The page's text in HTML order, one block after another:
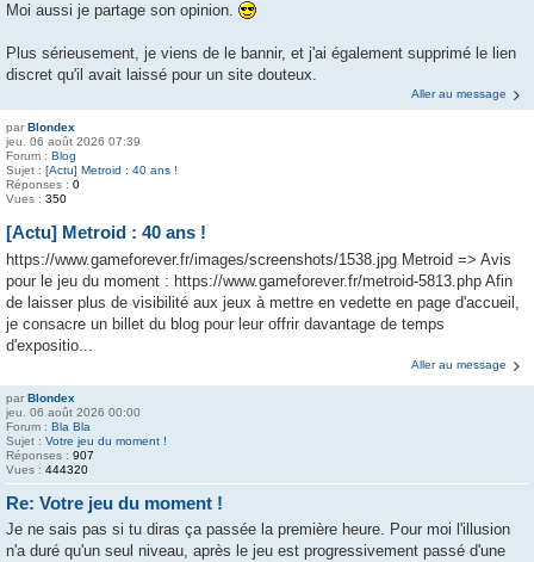
Moi aussi je partage son opinion.
Plus sérieusement, je viens de le bannir, et j'ai également supprimé le lien
discret qu'il avait laissé pour un site douteux.
Aller au message
par Blondex
jeu. 06 août 2026 07:39
Forum : Blog
Sujet : [Actu] Metroid : 40 ans !
Réponses : 0
Vues : 350
[Actu] Metroid : 40 ans !
https://www.gameforever.fr/images/screenshots/1538.jpg Metroid => Avis
pour le jeu du moment : https://www.gameforever.fr/metroid-5813.php Afin
de laisser plus de visibilité aux jeux à mettre en vedette en page d'accueil,
je consacre un billet du blog pour leur offrir davantage de temps
d'expositio...
Aller au message
par Blondex
jeu. 06 août 2026 00:00
Forum : Bla Bla
Sujet : Votre jeu du moment !
Réponses : 907
Vues : 444320
Re: Votre jeu du moment !
Je ne sais pas si tu diras ça passée la première heure. Pour moi l'illusion
n'a duré qu'un seul niveau, après le jeu est progressivement passé d'une